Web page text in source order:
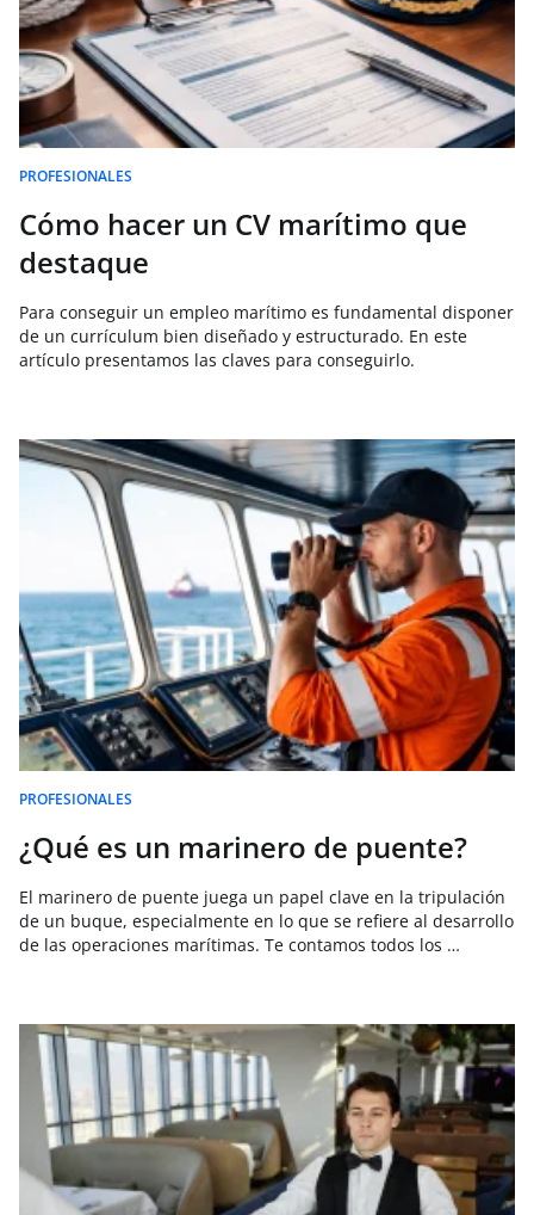
PROFESIONALES
Cómo hacer un CV marítimo que
destaque
Para conseguir un empleo marítimo es fundamental disponer
de un currículum bien diseñado y estructurado. En este
artículo presentamos las claves para conseguirlo.
PROFESIONALES
¿Qué es un marinero de puente?
El marinero de puente juega un papel clave en la tripulación
de un buque, especialmente en lo que se refiere al desarrollo
de las operaciones marítimas. Te contamos todos los …